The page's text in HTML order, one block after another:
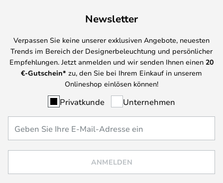
Newsletter
Verpassen Sie keine unserer exklusiven Angebote, neuesten
Trends im Bereich der Designerbeleuchtung und persönlicher
Empfehlungen. Jetzt anmelden und wir senden Ihnen einen 20
€-Gutschein* zu, den Sie bei Ihrem Einkauf in unserem
Onlineshop einlösen können!
Privatkunde Unternehmen
ANMELDEN